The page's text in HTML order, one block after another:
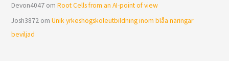
Devon4047om Root Cells from an AI-point of view
Josh3872om Unik yrkeshögskoleutbildning inom blåa näringar
beviljad